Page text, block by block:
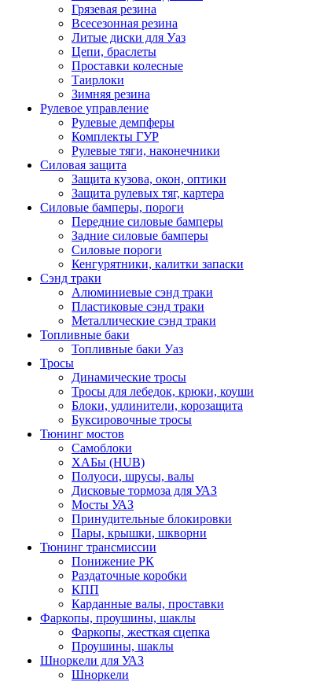
Грязевая резина
Всесезонная резина
Литые диски для Уаз
Цепи, браслеты
Проставки колесные
Таирлоки
Зимняя резина
Рулевое управление
Рулевые демпферы
Комплекты ГУР
Рулевые тяги, наконечники
Силовая защита
Защита кузова, окон, оптики
Защита рулевых тяг, картера
Силовые бамперы, пороги
Передние силовые бамперы
Задние силовые бамперы
Силовые пороги
Кенгурятники, калитки запаски
Сэнд траки
Алюминиевые сэнд траки
Пластиковые сэнд траки
Металлические сэнд траки
Топливные баки
Топливные баки Уаз
Тросы
Динамические тросы
Тросы для лебедок, крюки, коуши
Блоки, удлинители, корозащита
Буксировочные тросы
Тюнинг мостов
Самоблоки
ХАБы (HUB)
Полуоси, шрусы, валы
Дисковые тормоза для УАЗ
Мосты УАЗ
Принудительные блокировки
Пары, крышки, шкворни
Тюнинг трансмиссии
Понижение РК
Раздаточные коробки
КПП
Карданные валы, проставки
Фаркопы, проушины, шаклы
Фаркопы, жесткая сцепка
Проушины, шаклы
Шноркели для УАЗ
Шноркели